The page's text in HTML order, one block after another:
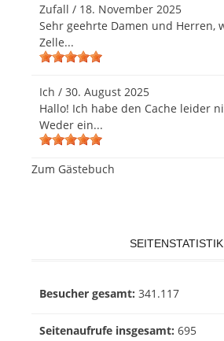
Zufall / 18. November 2025
Sehr geehrte Damen und Herren,
Zelle...
Ich / 30. August 2025
Hallo! Ich habe den Cache leider
Weder ein...
Zum Gästebuch
SEITENSTATISTIK
Besucher gesamt: 341.117
Seitenaufrufe insgesamt: 695